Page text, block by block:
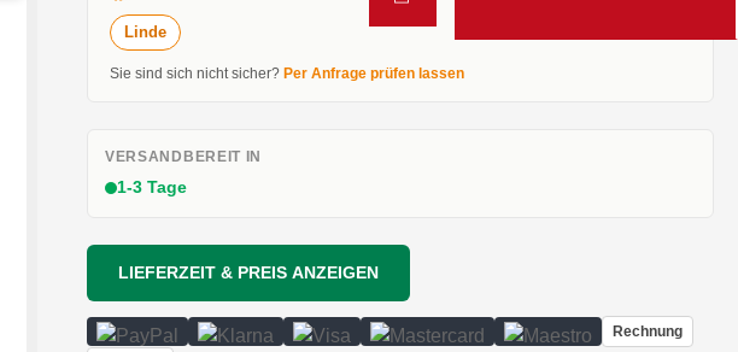
Linde
Sie sind sich nicht sicher? Per Anfrage prüfen lassen
VERSANDBEREIT IN
1-3 Tage
LIEFERZEIT & PREIS ANZEIGEN
Rechnung